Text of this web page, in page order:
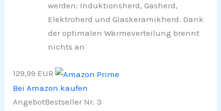
werden: Induktionsherd, Gasherd,
Elektroherd und Glaskeramikherd. Dank
der optimalen Wärmeverteilung brennt
nichts an
129,99 EUR
Bei Amazon kaufen
AngebotBestseller Nr. 3